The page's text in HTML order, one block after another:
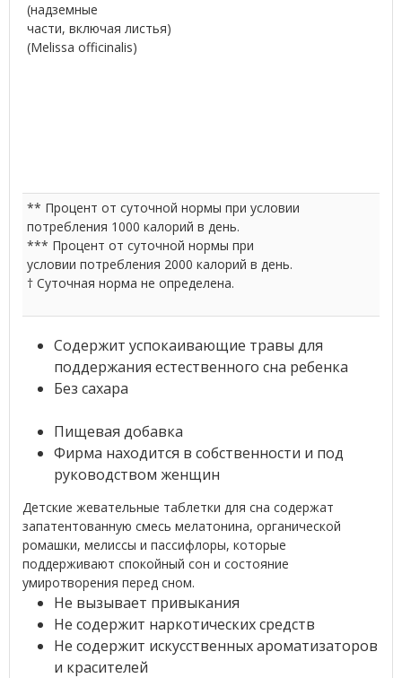
(надземные
части, включая листья)
(Melissa officinalis)
** Процент от суточной нормы при условии
потребления 1000 калорий в день.
*** Процент от суточной нормы при
условии потребления 2000 калорий в день.
† Суточная норма не определена.
Содержит успокаивающие травы для
поддержания естественного сна ребенка
Без сахара
Пищевая добавка
Фирма находится в собственности и под
руководством женщин
Детские жевательные таблетки для сна содержат
запатентованную смесь мелатонина, органической
ромашки, мелиссы и пассифлоры, которые
поддерживают спокойный сон и состояние
умиротворения перед сном.
Не вызывает привыкания
Не содержит наркотических средств
Не содержит искусственных ароматизаторов
и красителей